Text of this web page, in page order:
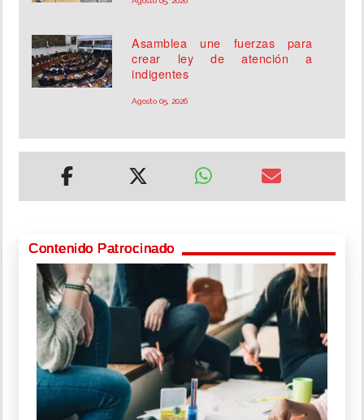
Asamblea une fuerzas para
crear ley de atención a
indigentes
Agosto 05, 2026
Contenido Patrocinado